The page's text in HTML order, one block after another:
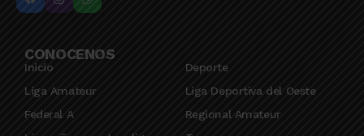
CONOCENOS
Inicio
Deporte
Liga Amateur
Liga Deportiva del Oeste
Federal A
Regional Amateur